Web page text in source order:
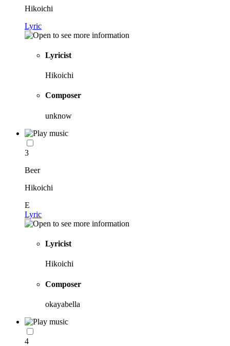
Hikoichi
Lyric
Lyricist
Hikoichi
Composer
unknow
3
Beer
Hikoichi
E
Lyric
Lyricist
Hikoichi
Composer
okayabella
4